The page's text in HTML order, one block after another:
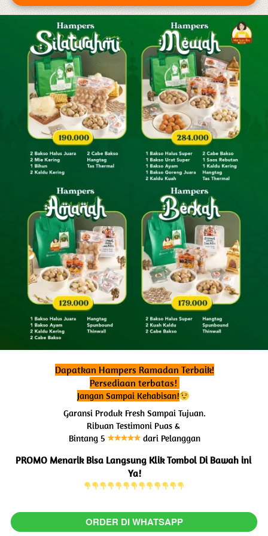
Dapatkan Hampers Ramadan Terbaik!
Persediaan terbatas!
Jangan Sampai Kehabisan!
Garansi Produk Fresh Sampai Tujuan.
Ribuan Testimoni Puas &
Bintang 5
dari Pelanggan
PROMO Menarik Bisa Langsung Klik Tombol Di Bawah ini
Ya!
`
ORDER DI WHATSAPP